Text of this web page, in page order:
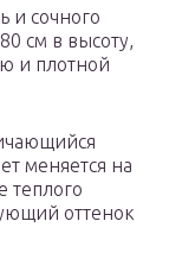
и сочного
см в высоту,
и плотной
меняется на
теплого
оттенок